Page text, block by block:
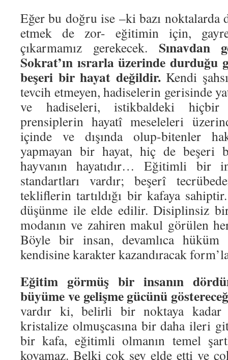
Eğer bu doğru ise –ki bazı noktalarda
etmek de zor- eğitimin için,
çıkarmamız gerekecek. Sınavdan
Sokrat’ın ısrarla üzerinde durduğu
beşeri bir hayat değildir.Kendi
tevcih etmeyen, hadiselerin gerisinde
ve hadiseleri, istikbaldeki hiçbir
prensiplerin hayatî meseleleri
içinde ve dışında olup-bitenler
yapmayan bir hayat, hiç de beşeri
hayvanın hayatıdır… Eğitimli bir
standartları vardır; beşerî
tekliflerin tartıldığı bir kafaya
düşünme ile elde edilir. Disiplinsiz
modanın ve zahiren makul görülen
Böyle bir insan, devamlıca hüküm
kendisine karakter kazandıracak
Eğitim görmüş bir insanın
büyüme ve gelişme gücünü
vardır ki, belirli bir noktaya
kristalize olmuşcasına bir daha ileri
bir kafa, eğitimli olmanın temel
koyamaz. Belki çok şey elde etti ve